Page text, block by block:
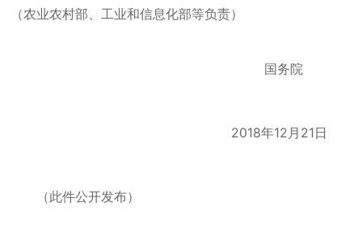
（农业农村部、工业和信息化部等负责）
国务院
2018年12月21日
（此件公开发布）